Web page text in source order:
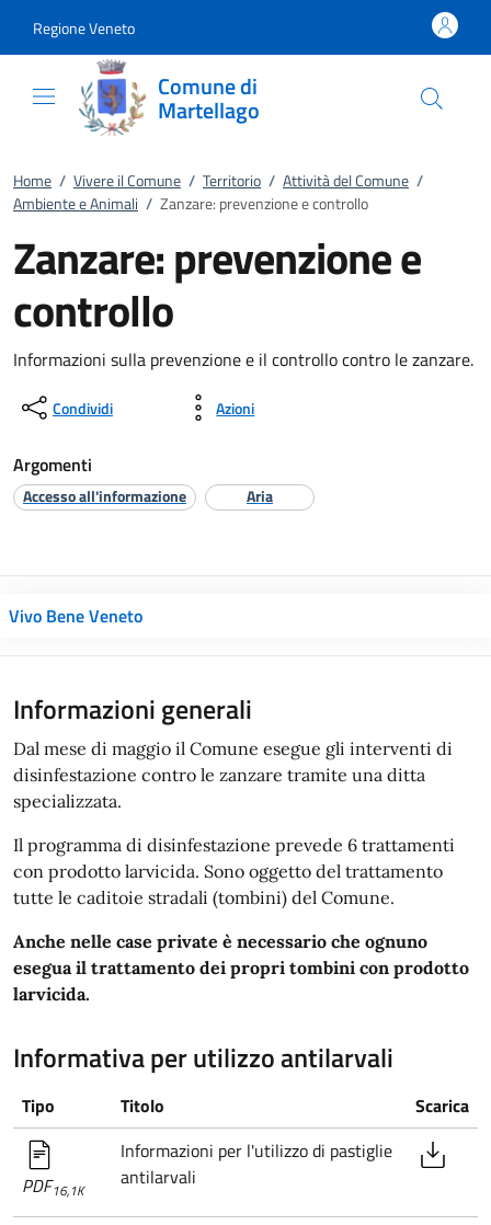
Regione Veneto
Comune di
Martellago
Home / Vivere il Comune / Territorio / Attività del Comune /
Ambiente e Animali / Zanzare: prevenzione e controllo
Zanzare: prevenzione e
controllo
Informazioni sulla prevenzione e il controllo contro le zanzare.
Condividi Azioni
Argomenti
Accesso all'informazione Aria
Vivo Bene Veneto
Informazioni generali
Dal mese di maggio il Comune esegue gli interventi di
disinfestazione contro le zanzare tramite una ditta
specializzata.
Il programma di disinfestazione prevede 6 trattamenti
con prodotto larvicida. Sono oggetto del trattamento
tutte le caditoie stradali (tombini) del Comune.
Anche nelle case private è necessario che ognuno
esegua il trattamento dei propri tombini con prodotto
larvicida.
Informativa per utilizzo antilarvali
Tipo Titolo Scarica
PDF16,1K
Informazioni per l'utilizzo di pastiglie
antilarvali